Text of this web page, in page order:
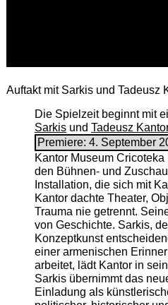
Auftakt mit Sarkis und Tadeusz
Die Spielzeit beginnt mit
Sarkisund Tadeusz Kantor
Premiere: 4. September
Kantor Museum
den Bühnen- und
Installation, die sich mit
Kantor dachte Theater,
Trauma nie getrennt.
von Geschichte. Sarkis,
Konzeptkunst
einer armenischen
arbeitet, lädt Kantor in
Sarkis übernimmt das
Einladung als